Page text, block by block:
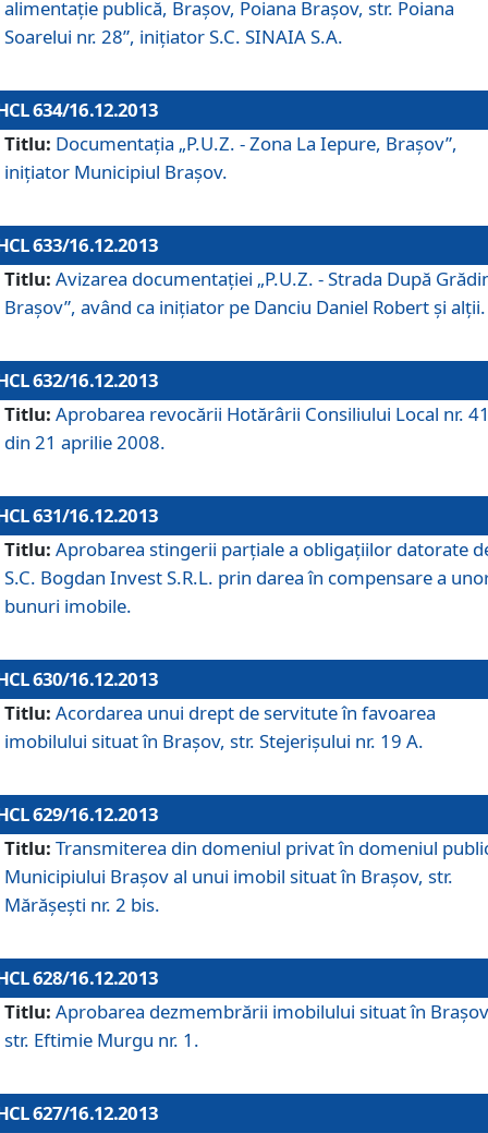
alimentaţie publică, Braşov, Poiana Braşov, str. Poiana
Soarelui nr. 28”, iniţiator S.C. SINAIA S.A.
634/16.12.2013
Titlu: Documentaţia „P.U.Z. - Zona La Iepure, Braşov”,
iniţiator Municipiul Braşov.
633/16.12.2013
Titlu: Avizarea documentaţiei „P.U.Z. - Strada După
Braşov”, având ca iniţiator pe Danciu Daniel Robert şi alţii.
632/16.12.2013
Titlu: Aprobarea revocării Hotărârii Consiliului Local nr.
din 21 aprilie 2008.
631/16.12.2013
Titlu: Aprobarea stingerii parţiale a obligaţiilor datorate
S.C. Bogdan Invest S.R.L. prin darea în compensare a
bunuri imobile.
630/16.12.2013
Titlu: Acordarea unui drept de servitute în favoarea
imobilului situat în Braşov, str. Stejerişului nr. 19 A.
629/16.12.2013
Titlu: Transmiterea din domeniul privat în domeniul
Municipiului Braşov al unui imobil situat în Braşov, str.
Mărăşeşti nr. 2 bis.
628/16.12.2013
Titlu: Aprobarea dezmembrării imobilului situat în
str. Eftimie Murgu nr. 1.
627/16.12.2013